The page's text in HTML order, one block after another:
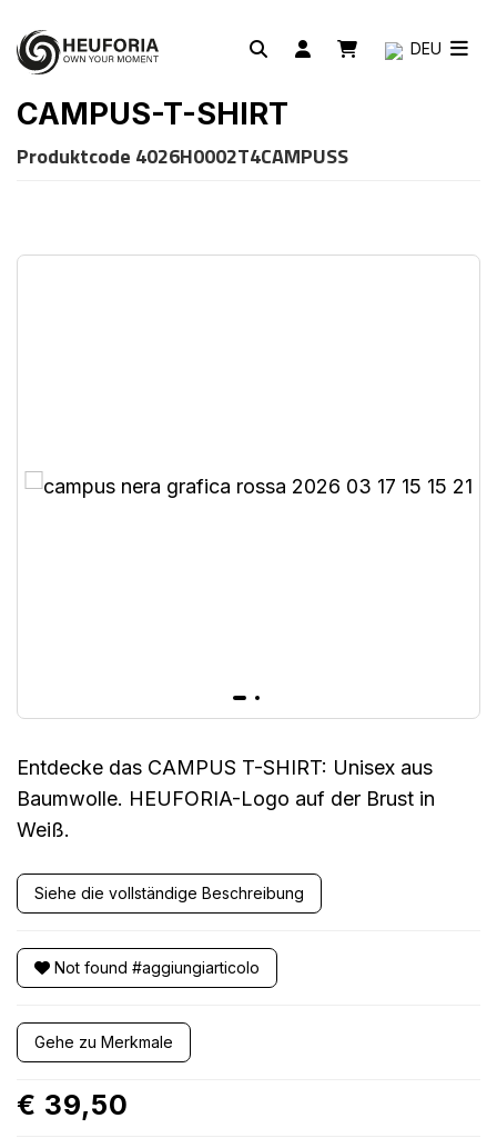
DEU
CAMPUS-T-SHIRT
Produktcode 4026H0002T4CAMPUSS
Entdecke das CAMPUS T-SHIRT: Unisex aus
Baumwolle. HEUFORIA-Logo auf der Brust in
Weiß.
Siehe die vollständige Beschreibung
Not found #aggiungiarticolo
Gehe zu Merkmale
€ 39,50